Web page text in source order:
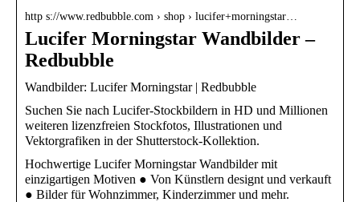
http s://www.redbubble.com › shop › lucifer+morningstar…
Lucifer Morningstar Wandbilder –
Redbubble
Wandbilder: Lucifer Morningstar | Redbubble
Suchen Sie nach Lucifer-Stockbildern in HD und Millionen
weiteren lizenzfreien Stockfotos, Illustrationen und
Vektorgrafiken in der Shutterstock-Kollektion.
Hochwertige Lucifer Morningstar Wandbilder mit
einzigartigen Motiven ● Von Künstlern designt und verkauft
● Bilder für Wohnzimmer, Kinderzimmer und mehr.